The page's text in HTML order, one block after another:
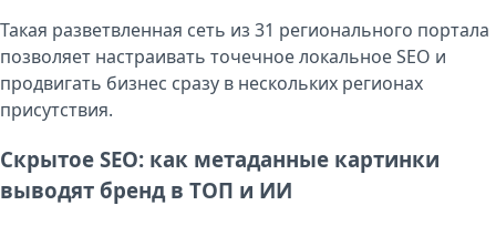
Такая разветвленная сеть из 31 регионального портала
позволяет настраивать точечное локальное SEO и
продвигать бизнес сразу в нескольких регионах
присутствия.
Скрытое SEO: как метаданные картинки
выводят бренд в ТОП и ИИ